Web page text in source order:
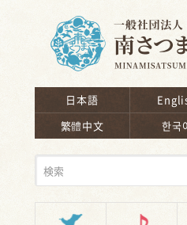
日本語
繁體中文
한국